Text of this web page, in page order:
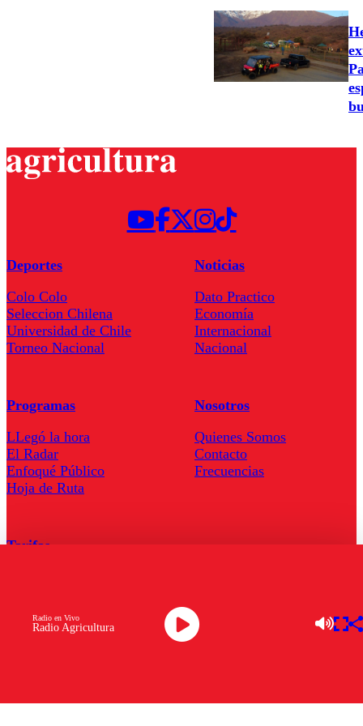
Radio Agricultura
Radio en Vivo
Deportes
Colo Colo
Seleccion Chilena
Universidad de Chile
Torneo Nacional
Noticias
Dato Practico
Economía
Internacional
Nacional
Programas
LLegó la hora
El Radar
Enfoqué Público
Hoja de Ruta
Nosotros
Quienes Somos
Contacto
Frecuencias
Tarifas
Descarga la APP